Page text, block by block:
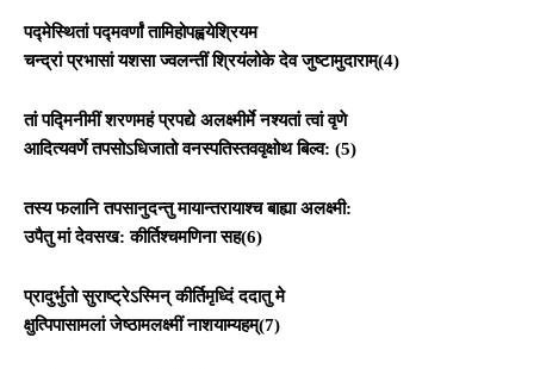
पद्मेस्थितां पद्मवर्णां तामिहोपह्वयेश्रियम
चन्द्रां प्रभासां यशसा ज्वलन्तीं श्रियंलोके देव जुष्टामुदाराम्(4)
तां पद्मिनीमीं शरणमहं प्रपद्ये अलक्ष्मीर्मे नश्यतां त्वां वृणे
आदित्यवर्णे तपसोऽधिजातो वनस्पतिस्तववृक्षोथ बिल्व: (5)
तस्य फलानि तपसानुदन्तु मायान्तरायाश्च बाह्या अलक्ष्मी:
उपैतु मां देवसख: कीर्तिश्चमणिना सह(6)
प्रादुर्भुतो सुराष्ट्रेऽस्मिन् कीर्तिमृध्दिं ददातु मे
क्षुत्पिपासामलां जेष्ठामलक्ष्मीं नाशयाम्यहम्(7)